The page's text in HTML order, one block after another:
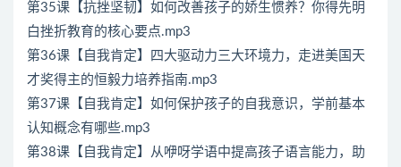
第35课【抗挫坚韧】如何改善孩子的娇生惯养？你得先明
白挫折教育的核心要点.mp3
第36课【自我肯定】四大驱动力三大环境力，走进美国天
才奖得主的恒毅力培养指南.mp3
第37课【自我肯定】如何保护孩子的自我意识，学前基本
认知概念有哪些.mp3
第38课【自我肯定】从咿呀学语中提高孩子语言能力，助